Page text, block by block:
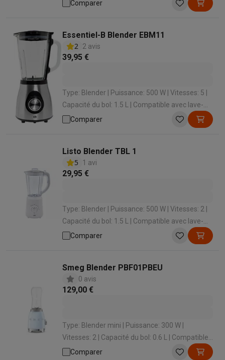
Comparer
Essentiel-B Blender EBM11
2 2 avis
39,95 €
Type: Blender | Puissance: 500 W | Vitesses: 5 |
Capacité du bol: 1.5 L | Compatible avec lave-
vaisselle: Non
Comparer
Listo Blender TBL 1
5
1 avi
29,95 €
Type: Blender | Puissance: 500 W | Vitesses: 2 |
Capacité du bol: 1.5 L | Compatible avec lave-
vaisselle: Oui
Comparer
Smeg Blender PBF01PBEU
0 avis
129,00 €
Type: Blender mini | Puissance: 300 W |
Vitesses: 2 | Capacité du bol: 0.6 L | Compatible
avec lave-vaisselle: Oui
Comparer